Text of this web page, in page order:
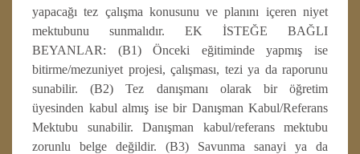
yapacağı tez çalışma konusunu ve planını içeren niyet
mektubunu sunmalıdır. EK İSTEĞE BAĞLI
BEYANLAR: (B1) Önceki eğitiminde yapmış ise
bitirme/mezuniyet projesi, çalışması, tezi ya da raporunu
sunabilir. (B2) Tez danışmanı olarak bir öğretim
üyesinden kabul almış ise bir Danışman Kabul/Referans
Mektubu sunabilir. Danışman kabul/referans mektubu
zorunlu belge değildir. (B3) Savunma sanayi ya da